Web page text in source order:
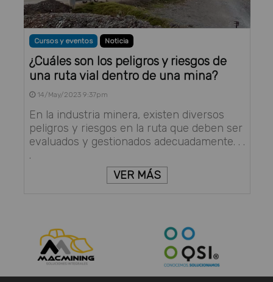
Cursos y eventos Noticia
¿Cuáles son los peligros y riesgos de
una ruta vial dentro de una mina?
14/May/2023 9:37pm
En la industria minera, existen diversos
peligros y riesgos en la ruta que deben ser
evaluados y gestionados adecuadamente. . .
.
VER MÁS